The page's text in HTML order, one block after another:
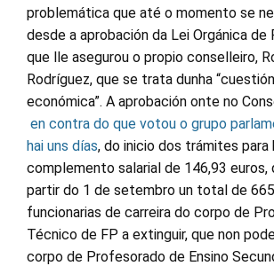
problemática que até o momento se
desde a aprobación da Lei Orgánica de
que lle asegurou o propio conselleiro,
Rodríguez, que se trata dunha
económica”. A aprobación onte no
en contra do que votou o grupo
hai uns días, do inicio dos trámites para
complemento salarial de 146,93 euros,
partir do 1 de setembro un total de
funcionarias de carreira do corpo de
Técnico de FP a extinguir, que non
corpo de Profesorado de Ensino